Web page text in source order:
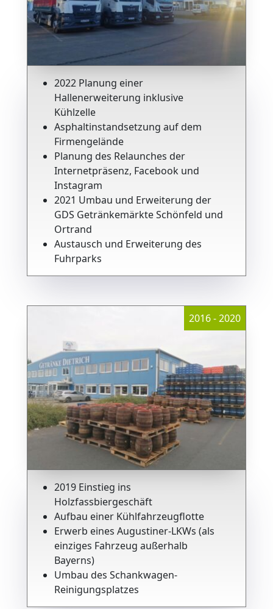
2022 Planung einer
Hallenerweiterung inklusive
Kühlzelle
Asphaltinstandsetzung auf dem
Firmengelände
Planung des Relaunches der
Internetpräsenz, Facebook und
Instagram
2021 Umbau und Erweiterung der
GDS Getränkemärkte Schönfeld und
Ortrand
Austausch und Erweiterung des
Fuhrparks
2019 Einstieg ins
Holzfassbiergeschäft
Aufbau einer Kühlfahrzeugflotte
Erwerb eines Augustiner-LKWs (als
einziges Fahrzeug außerhalb
Bayerns)
Umbau des Schankwagen-
Reinigungsplatzes
2016 - 2020